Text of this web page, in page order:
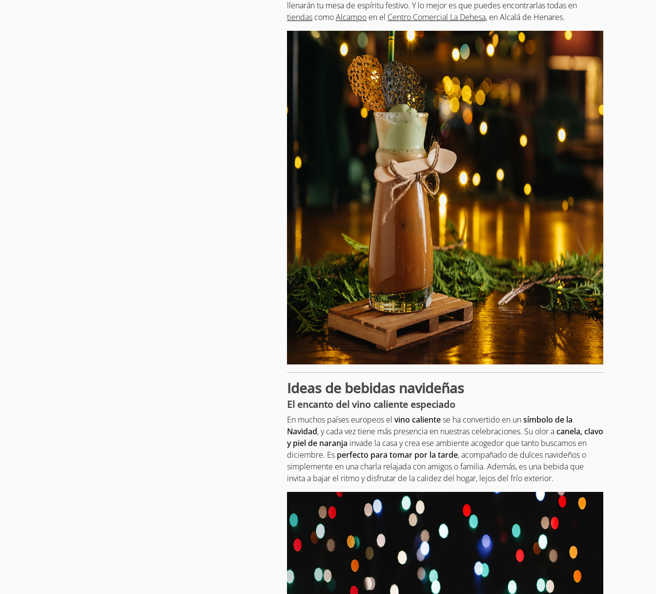
llenarán tu mesa de espíritu festivo. Y lo mejor es que puedes encontrarlas todas en
tiendas comoAlcampo en el Centro Comercial La Dehesa, en Alcalá de Henares.
Ideas de bebidas navideñas
El encanto del vino caliente especiado
En muchos países europeos el vino calientese ha convertido en unsímbolo de la
Navidad, y cada vez tiene más presencia en nuestras celebraciones. Su olor acanela, clavo
y piel de naranja invade la casa y crea ese ambiente acogedor que tanto buscamos en
diciembre. Es perfecto para tomar por la tarde, acompañado de dulces navideños o
simplemente en una charla relajada con amigos o familia. Además, es una bebida que
invita a bajar el ritmo y disfrutar de la calidez del hogar, lejos del frío exterior.